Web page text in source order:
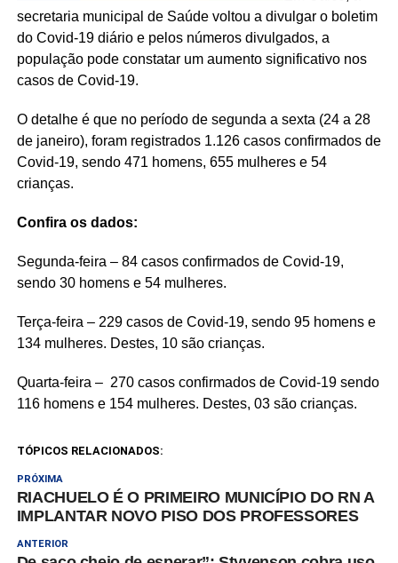
secretaria municipal de Saúde voltou a divulgar o boletim
do Covid-19 diário e pelos números divulgados, a
população pode constatar um aumento significativo nos
casos de Covid-19.
O detalhe é que no período de segunda a sexta (24 a 28
de janeiro), foram registrados 1.126 casos confirmados de
Covid-19, sendo 471 homens, 655 mulheres e 54
crianças.
Confira os dados:
Segunda-feira – 84 casos confirmados de Covid-19,
sendo 30 homens e 54 mulheres.
Terça-feira – 229 casos de Covid-19, sendo 95 homens e
134 mulheres. Destes, 10 são crianças.
Quarta-feira – 270 casos confirmados de Covid-19 sendo
116 homens e 154 mulheres. Destes, 03 são crianças.
TÓPICOS RELACIONADOS:
PRÓXIMA
RIACHUELO É O PRIMEIRO MUNICÍPIO DO RN A
IMPLANTAR NOVO PISO DOS PROFESSORES
ANTERIOR